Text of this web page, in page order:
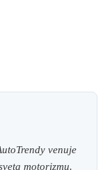
venuje
motorizmu.